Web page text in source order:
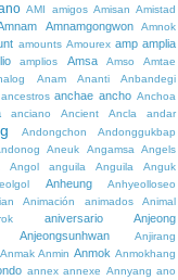
AMI amigos Amisan Amistad
Amnamgongwon Amnok
amounts Amourex amp amplia
amplios Amsa Amso
Amtae
Anam Ananti
Anbandegi
ancestros anchae ancho Anchoa
anciano Ancient Ancla andar
Andongchon
Andonggukbap
Aneuk Angamsa
Angels
Angol anguila Anguila
Anguk
Anheung
Anhyeolloseo
Animación animados Animal
aniversario
Anjeong
Anjeongsunhwan
Anjirang
Anmak Anmin Anmok Anmokhang
annex annexe Annyang ano